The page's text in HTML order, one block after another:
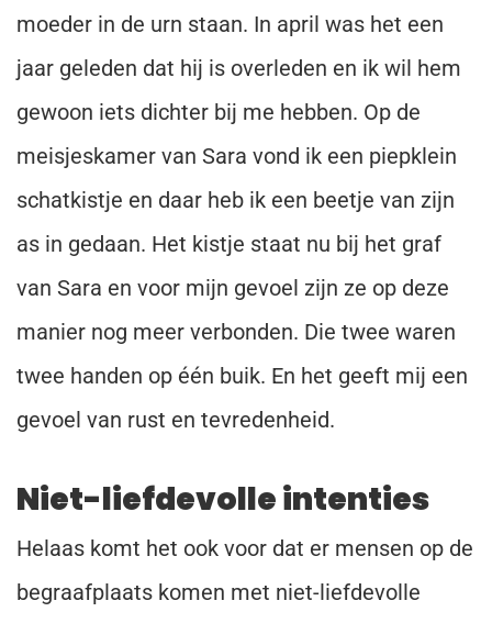
moeder in de urn staan. In april was het een
jaar geleden dat hij is overleden en ik wil hem
gewoon iets dichter bij me hebben. Op de
meisjeskamer van Sara vond ik een piepklein
schatkistje en daar heb ik een beetje van zijn
as in gedaan. Het kistje staat nu bij het graf
van Sara en voor mijn gevoel zijn ze op deze
manier nog meer verbonden. Die twee waren
twee handen op één buik. En het geeft mij een
gevoel van rust en tevredenheid.
Niet-liefdevolle intenties
Helaas komt het ook voor dat er mensen op de
begraafplaats komen met niet-liefdevolle